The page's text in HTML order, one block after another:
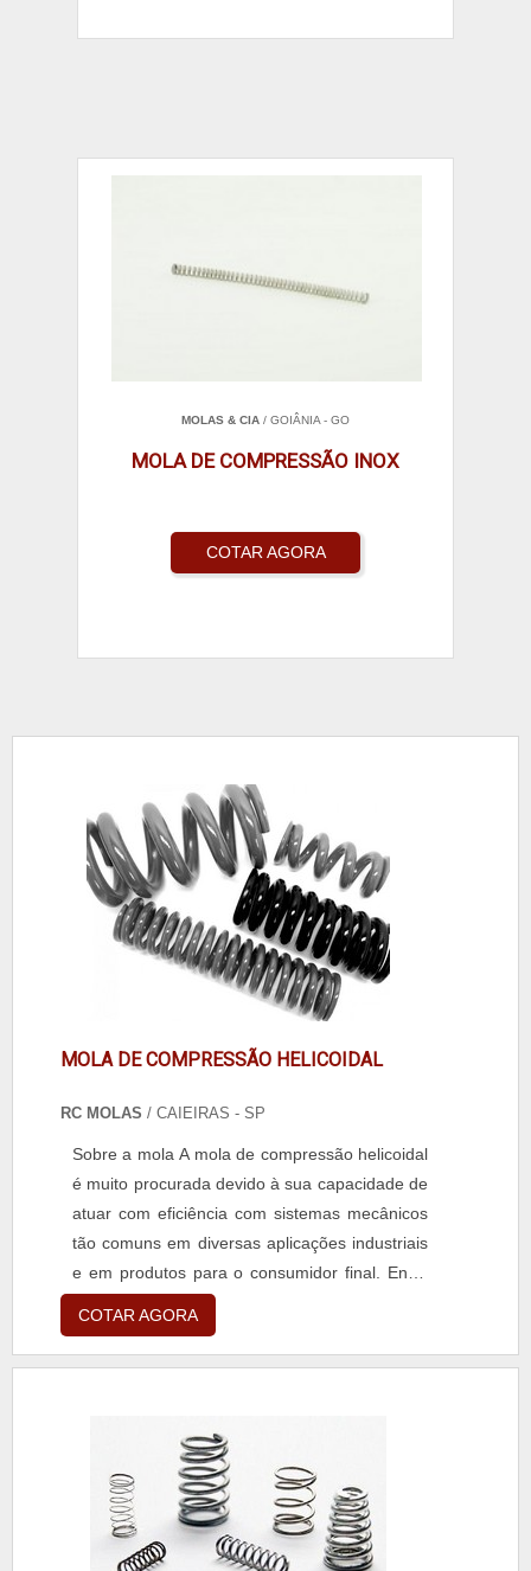
MOLAS & CIA / GOIÂNIA - GO
MOLA DE COMPRESSÃO INOX
COTAR AGORA
MOLA DE COMPRESSÃO HELICOIDAL
RC MOLAS / CAIEIRAS - SP
Sobre a mola A mola de compressão helicoidal
é muito procurada devido à sua capacidade de
atuar com eficiência com sistemas mecânicos
tão comuns em diversas aplicações industriais
e em produtos para o consumidor final. Entre
os atrativos que mais chamam atenção, a
versatilidade da mola helicoidal de compressão
COTAR AGORA